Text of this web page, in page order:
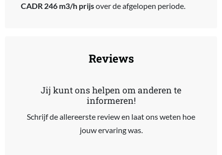
CADR 246 m3/h prijsover de afgelopen periode.
Reviews
Jij kunt ons helpen om anderen te
informeren!
Schrijf de allereerste review en laat ons weten hoe
jouw ervaring was.